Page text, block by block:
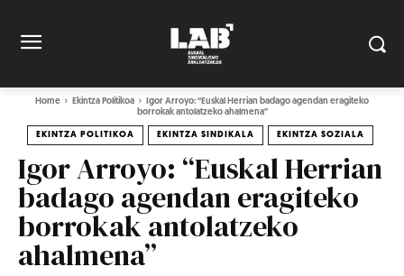
Home Ekintza Politikoa
Igor Arroyo: “Euskal Herrian badago agendan eragiteko
borrokak antolatzeko ahalmena”
EKINTZA POLITIKOA EKINTZA SINDIKALA EKINTZA SOZIALA
Igor Arroyo: “Euskal Herrian
badago agendan eragiteko
borrokak antolatzeko
ahalmena”